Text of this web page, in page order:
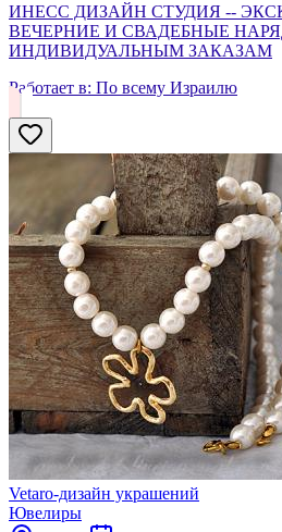
ИНЕСС ДИЗАЙН СТУДИЯ --
ВЕЧЕРНИЕ И СВАДЕБНЫЕ
ИНДИВИДУАЛЬНЫМ ЗАКАЗАМ
Работает в: По всему Израилю
Vetaro-дизайн украшений
Ювелиры